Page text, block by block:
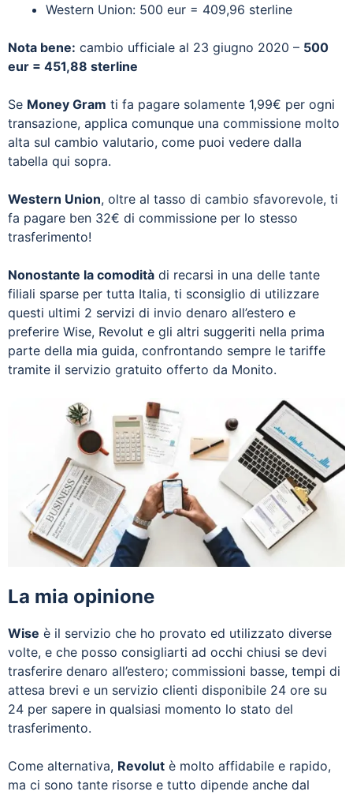
Western Union: 500 eur = 409,96 sterline
Nota bene: cambio ufficiale al 23 giugno 2020 – 500
eur = 451,88 sterline
Se Money Gram ti fa pagare solamente 1,99€ per ogni
transazione, applica comunque una commissione molto
alta sul cambio valutario, come puoi vedere dalla
tabella qui sopra.
Western Union, oltre al tasso di cambio sfavorevole, ti
fa pagare ben 32€ di commissione per lo stesso
trasferimento!
Nonostante la comodità di recarsi in una delle tante
filiali sparse per tutta Italia, ti sconsiglio di utilizzare
questi ultimi 2 servizi di invio denaro all’estero e
preferire Wise, Revolut e gli altri suggeriti nella prima
parte della mia guida, confrontando sempre le tariffe
tramite il servizio gratuito offerto da Monito.
La mia opinione
Wise è il servizio che ho provato ed utilizzato diverse
volte, e che posso consigliarti ad occhi chiusi se devi
trasferire denaro all’estero; commissioni basse, tempi di
attesa brevi e un servizio clienti disponibile 24 ore su
24 per sapere in qualsiasi momento lo stato del
trasferimento.
Come alternativa, Revolut è molto affidabile e rapido,
ma ci sono tante risorse e tutto dipende anche dal